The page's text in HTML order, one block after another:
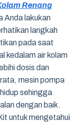
Renang
Anda lakukan
langkah
pada saat
kedalam air kolam
dosis dan
mesin pompa
sehingga
dengan baik.
untuk mengetahui